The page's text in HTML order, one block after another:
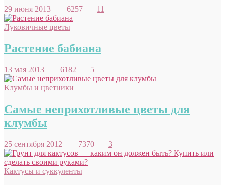
29 июня 2013 6257 11
Луковичные цветы
Растение бабиана
13 мая 2013 6182 5
Клумбы и цветники
Самые неприхотливые цветы для
клумбы
25 сентября 2012 7370 3
Кактусы и суккуленты